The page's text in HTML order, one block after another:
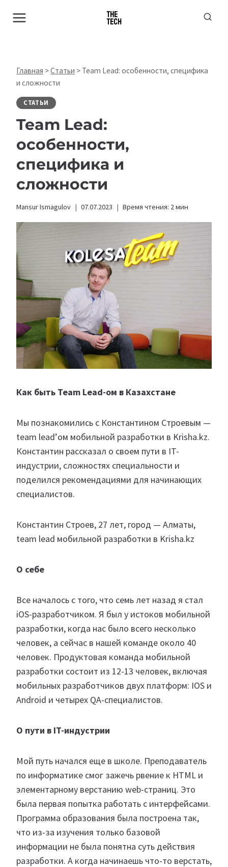
Главная >Статьи > Team Lead: особенности, специфика
и сложности
СТАТЬИ
Team Lead:
особенности,
специфика и
сложности
Mansur Ismagulov 07.07.2023 Время чтения: 2мин
Как быть Team Lead-ом в Казахстане
Мы познакомились с Константином Строевым —
team lead’ом мобильной разработки в Krisha.kz.
Константин рассказал о своем пути в IT-
индустрии, сложностях специальности и
поделился рекомендациями для начинающих
специалистов.
Константин Строев, 27 лет, город — Алматы,
team lead мобильной разработки в Krisha.kz
О себе
Все началось с того, что семь лет назад я стал
iOS-разработчиком. Я был у истоков мобильной
разработки, когда нас было всего несколько
человек, а сейчас в нашей команде около 40
человек. Продуктовая команда мобильной
разработки состоит из 12-13 человек, включая
мобильных разработчиков двух платформ: IOS и
Android и четырех QA-специалистов.
О пути в IT-индустрии
Мой путь начался еще в школе. Преподаватель
по информатике смог зажечь рвение к HTML и
элементарному верстанию web-страниц. Это
была первая попытка работать с интерфейсами.
Программа образования была построена так,
что из-за изучения только базовой
информации не была понятна суть действия
разработки. А когда начинаешь что-то верстать,